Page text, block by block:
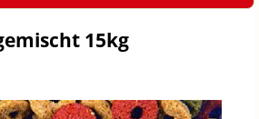
15kg